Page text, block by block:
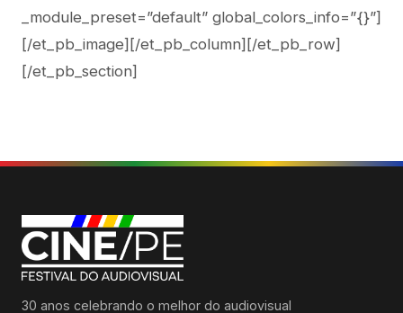
_module_preset=”default” global_colors_info=”{}”]
[/et_pb_image][/et_pb_column][/et_pb_row]
[/et_pb_section]
30 anos celebrando o melhor do audiovisual